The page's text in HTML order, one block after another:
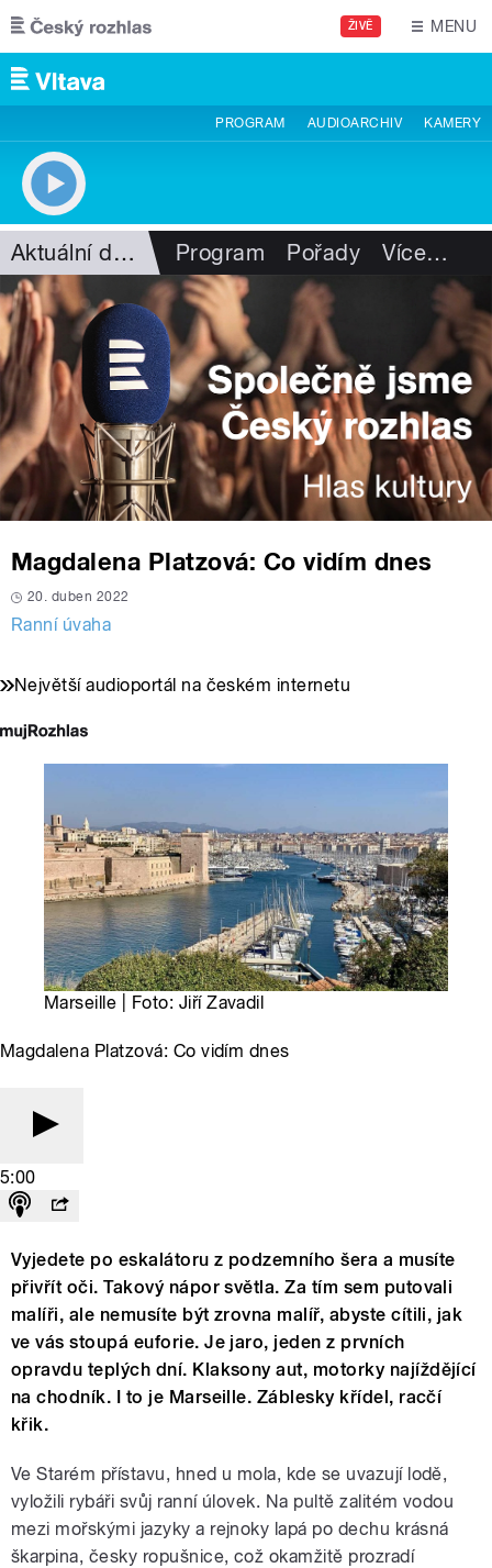
Přejít k hlavnímu obsahu
ŽIVĚ MENU
PROGRAM AUDIOARCHIV KAMERY
Aktuální dění Program Pořady Více…
Magdalena Platzová: Co vidím dnes
20. duben 2022
Ranní úvaha
Největší audioportál na českém internetu
Marseille | Foto: Jiří Zavadil
Magdalena Platzová: Co vidím dnes
5:00
Vyjedete po eskalátoru z podzemního šera a musíte
přivřít oči. Takový nápor světla. Za tím sem putovali
malíři, ale nemusíte být zrovna malíř, abyste cítili, jak
ve vás stoupá euforie. Je jaro, jeden z prvních
opravdu teplých dní. Klaksony aut, motorky najíždějící
na chodník. I to je Marseille. Záblesky křídel, racčí
křik.
Ve Starém přístavu, hned u mola, kde se uvazují lodě,
vyložili rybáři svůj ranní úlovek. Na pultě zalitém vodou
mezi mořskými jazyky a rejnoky lapá po dechu krásná
škarpina, česky ropušnice, což okamžitě prozradí